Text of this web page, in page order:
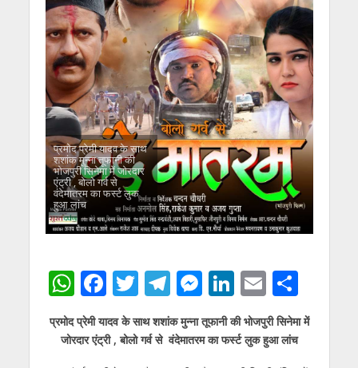
प्रमोद प्रेमी यादव के साथ
शशांक मुन्ना तूफानी की
भोजपुरी सिनेमा में जोरदार
एंट्री , बोलो गर्व से
वंदेमातरम का फर्स्ट लुक
हुआ लांच
W
h
at
s
F
ac
e
b
T
w
itt
er
T
el
e
gr
M
e
ss
e
Li
n
k
e
E
m
ai
l
S
h
ar
e
प्रमोद प्रेमी यादव के साथ शशांक मुन्ना तूफानी की भोजपुरी सिनेमा में
जोरदार एंट्री , बोलो गर्व से वंदेमातरम का फर्स्ट लुक हुआ लांच